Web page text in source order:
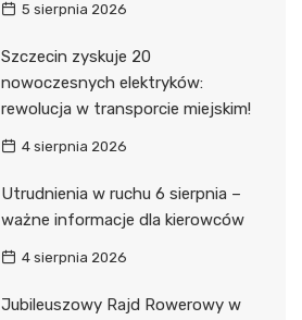
5 sierpnia 2026
Szczecin zyskuje 20
nowoczesnych elektryków:
rewolucja w transporcie miejskim!
4 sierpnia 2026
Utrudnienia w ruchu 6 sierpnia –
ważne informacje dla kierowców
4 sierpnia 2026
Jubileuszowy Rajd Rowerowy w